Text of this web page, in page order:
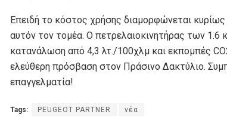
Επειδή το κόστος χρήσης διαμορφώνεται
αυτόν τον τομέα. Ο πετρελαιοκινητήρας των 1.6
κατανάλωση από 4,3 λτ./100χλμ και εκπομπές
ελεύθερη πρόσβαση στον Πράσινο Δακτύλιο.
επαγγελματία!
Tags: PEUGEOT PARTNER νέα